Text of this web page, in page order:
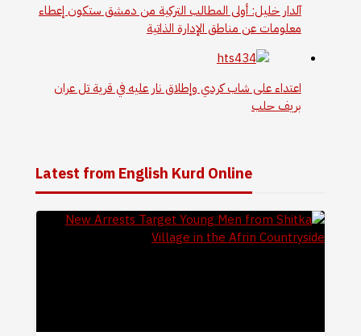
خليل: أولى المطالب التركية من دمشق ستكون إعطاء
عن مناطق الإدارة الذاتية
على شاب كردي وإطلاق نار عليه في قرية تل عران
Latest from English Kurd Online